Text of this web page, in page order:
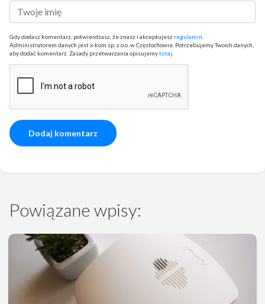
Gdy dodasz komentarz, potwierdzasz, że znasz i akceptujesz regulamin
Administratorem danych jest x-kom sp. z o.o. w Częstochowie. Potrzebujemy Twoich danych,
aby dodać komentarz. Zasady przetwarzania opisujemytutaj
Powiązane wpisy: